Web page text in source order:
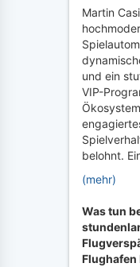
Martin
und ein
VIP-
belohnt.
(mehr)
Was tun
Flughafen